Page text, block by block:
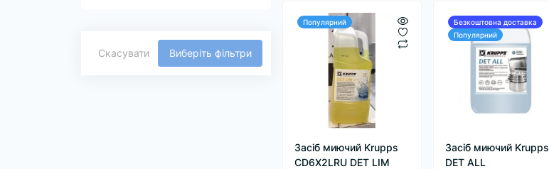
Скасувати Виберіть фільтри
Популярний
Засіб миючий Krupps
CD6X2LRU DET LIM
Безкоштовна доставка
Популярний
Засіб миючий Krupps
DET ALL